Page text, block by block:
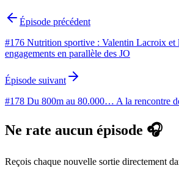
Épisode précédent
#176 Nutrition sportive : Valentin Lacroix et
engagements en parallèle des JO
Épisode suivant
#178 Du 800m au 80.000… A la rencontre
Ne rate aucun épisode 🎧
Reçois chaque nouvelle sortie directement